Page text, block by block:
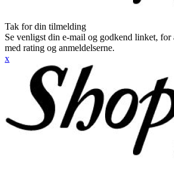
Tak for din tilmelding
Se venligst din e-mail og godkend linket, for
med rating og anmeldelserne.
x